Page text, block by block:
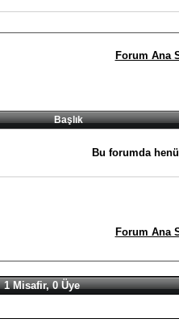
Forum Ana
Başlık
Bu forumda
Forum Ana
Misafir, 0 Üye